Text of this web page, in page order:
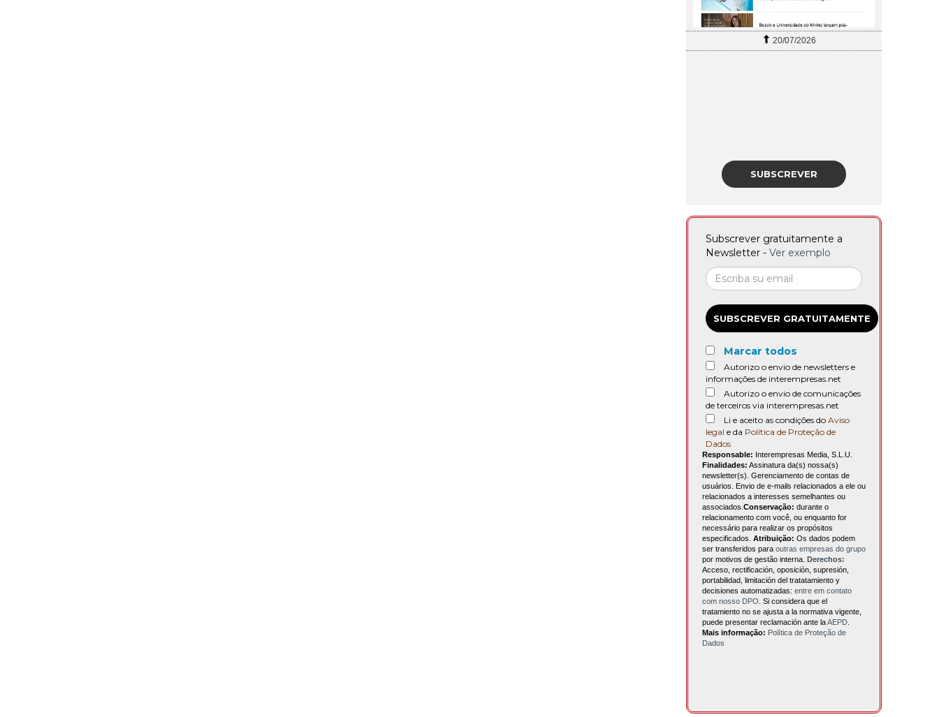
20/07/2026
SUBSCREVER
Subscrever gratuitamente a
Newsletter - Ver exemplo
SUBSCREVER GRATUITAMENTE
Marcar todos
Autorizo o envio de newsletters e
informações de interempresas.net
Autorizo o envio de comunicações
de terceiros via interempresas.net
Li e aceito as condições do Aviso
legal e da Política de Proteção de
Dados
Responsable: Interempresas Media, S.L.U.
Finalidades: Assinatura da(s) nossa(s)
newsletter(s). Gerenciamento de contas de
usuários. Envio de e-mails relacionados a ele ou
relacionados a interesses semelhantes ou
associados. Conservação: durante o
relacionamento com você, ou enquanto for
necessário para realizar os propósitos
especificados. Atribuição: Os dados podem
ser transferidos para outras empresas do grupo
por motivos de gestão interna.
Derechos:
Acceso, rectificación, oposición, supresión,
portabilidad, limitación del tratatamiento y
decisiones automatizadas: entre em contato
com nosso DPO . Si considera que el
tratamiento no se ajusta a la normativa vigente,
puede presentar reclamación ante laAEPD
Mais informação: Política de Proteção de
Dados